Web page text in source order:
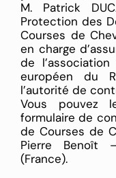
M. Patrick
Protection des
Courses de
en charge
de
européen du
l’autorité de
Vous pouvez
formulaire de
de Courses de
Pierre Benoît
(France).